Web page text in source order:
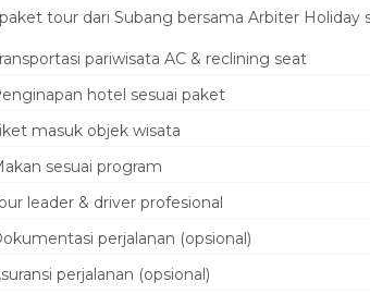
tour dari Subang bersama Arbiter Holiday
pariwisata AC & reclining seat
hotel sesuai paket
masuk objek wisata
sesuai program
leader & driver profesional
perjalanan (opsional)
perjalanan (opsional)